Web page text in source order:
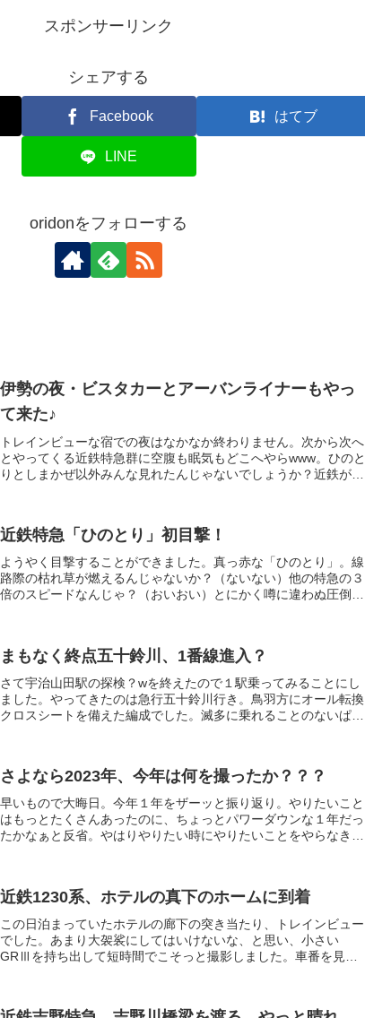
スポンサーリンク
シェアする
Facebook はてブ
LINE
oridonをフォローする
伊勢の夜・ビスタカーとアーバンライナーもやっ
て来た♪
トレインビューな宿での夜はなかなか終わりません。次から次へ
とやってくる近鉄特急群に空腹も眠気もどこへやらwww。ひのと
りとしまかぜ以外みんな見れたんじゃないでしょうか？近鉄が伊
近鉄特急「ひのとり」初目撃！
ようやく目撃することができました。真っ赤な「ひのとり」。線
路際の枯れ草が燃えるんじゃないか？（ないない）他の特急の３
倍のスピードなんじゃ？（おいおい）とにかく噂に違わぬ圧倒的
まもなく終点五十鈴川、1番線進入？
さて宇治山田駅の探検？wを終えたので１駅乗ってみることにし
ました。やってきたのは急行五十鈴川行き。鳥羽方にオール転換
クロスシートを備えた編成でした。滅多に乗れることのないぱっ
さよなら2023年、今年は何を撮ったか？？？
早いもので大晦日。今年１年をザーッと振り返り。やりたいこと
はもっとたくさんあったのに、ちょっとパワーダウンな１年だっ
たかなぁと反省。やはりやりたい時にやりたいことをやらなき
近鉄1230系、ホテルの真下のホームに到着
この日泊まっていたホテルの廊下の突き当たり、トレインビュー
でした。あまり大袈裟にしてはいけないな、と思い、小さい
GRⅢを持ち出して短時間でこそっと撮影しました。車番を見た